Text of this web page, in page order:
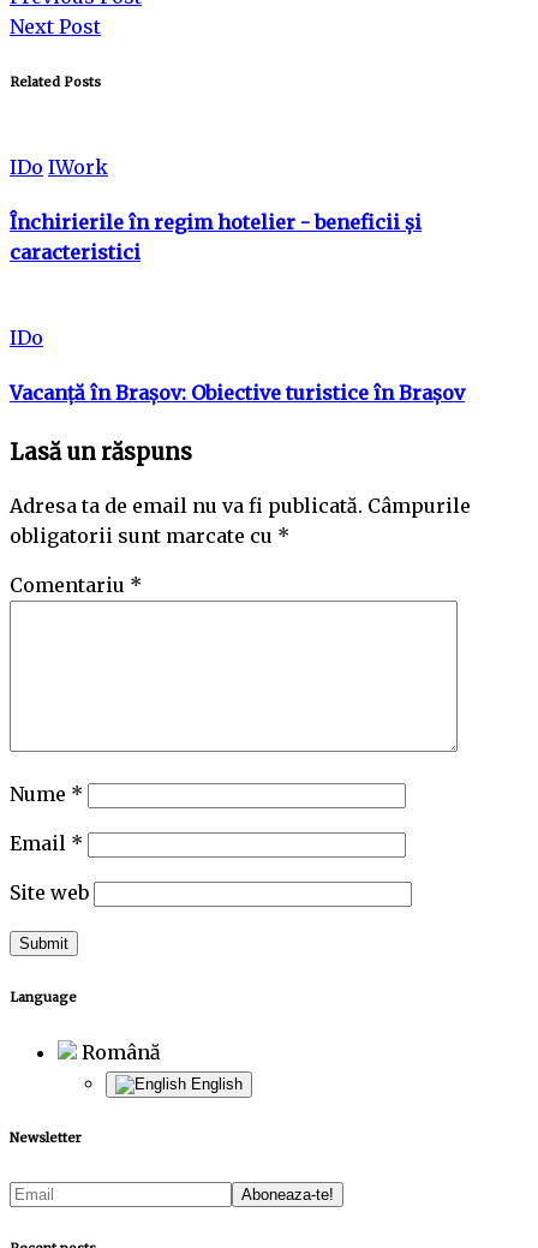
Next Post
Related Posts
IDo IWork
Închirierile în regim hotelier - beneficii și
caracteristici
IDo
Vacanță în Brașov: Obiective turistice în Brașov
Lasă un răspuns
Adresa ta de email nu va fi publicată. Câmpurile
obligatorii sunt marcate cu *
Comentariu *
Nume *
Email *
Site web
Language
Română
English
Newsletter